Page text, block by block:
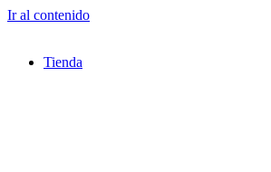
Ir al contenido
Tienda